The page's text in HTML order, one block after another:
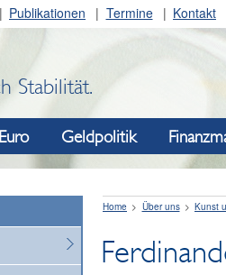
Publikationen Termine Kontakt
Stabilität.
Geldpolitik
Home Über uns Kunst